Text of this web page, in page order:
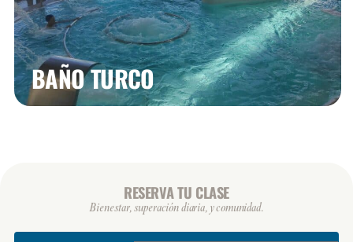
BAÑO TURCO
RESERVA TU CLASE
Bienestar, superación diaria, y comunidad.